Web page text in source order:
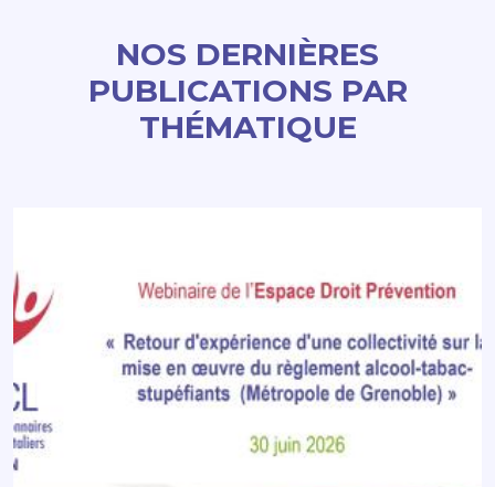
NOS DERNIÈRES
PUBLICATIONS PAR
THÉMATIQUE